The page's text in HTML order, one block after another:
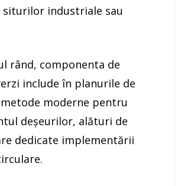
industriale sau
rând, componenta de
include în planurile de
moderne pentru
deșeurilor, alături de
dedicate implementării